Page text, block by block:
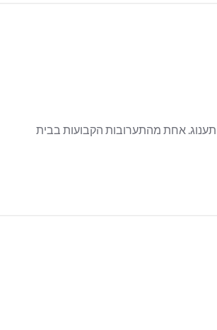
תה מצוין, כשמו כן הוא, חגיגה של טעמים בפה, ממש תענוג. אחת מהתערובות הקבועות בבית